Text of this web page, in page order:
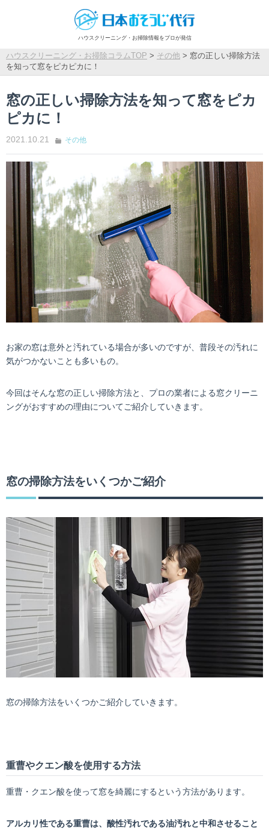
ハウスクリーニング・お掃除情報をプロが発信
ハウスクリーニング・お掃除コラムTOP > その他 > 窓の正しい掃除方法
を知って窓をピカピカに！
窓の正しい掃除方法を知って窓をピカ
ピカに！
2021.10.21 その他
お家の窓は意外と汚れている場合が多いのですが、普段その汚れに
気がつかないことも多いもの。
今回はそんな窓の正しい掃除方法と、プロの業者による窓クリーニ
ングがおすすめの理由についてご紹介していきます。
窓の掃除方法をいくつかご紹介
窓の掃除方法をいくつかご紹介していきます。
重曹やクエン酸を使用する方法
重曹・クエン酸を使って窓を綺麗にするという方法があります。
アルカリ性である重曹は、酸性汚れである油汚れと中和させること